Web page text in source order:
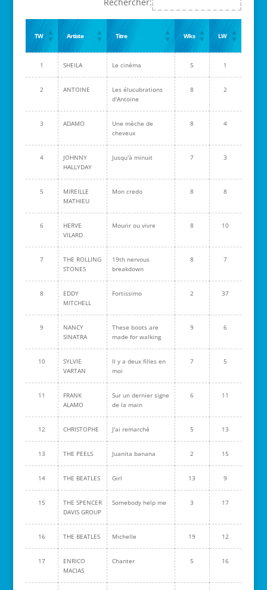
TW Artiste Titre Wks LW
1 SHEILA Le cinéma 5 1
2 ANTOINE
Les élucubrations
d'Antoine
8 2
3 ADAMO
Une mèche de
cheveux
8 4
4
JOHNNY
HALLYDAY
Jusqu'à minuit 7 3
5
MIREILLE
MATHIEU
Mon credo 8 8
6
HERVE
VILARD
Mourir ou vivre 8 10
7
THE ROLLING
STONES
19th nervous
breakdown
8 7
8
EDDY
MITCHELL
Fortissimo 2 37
9
NANCY
SINATRA
These boots are
made for walking
9 6
10
SYLVIE
VARTAN
Il y a deux filles en
moi
7 5
11
FRANK
ALAMO
Sur un dernier signe
de la main
6 11
12 CHRISTOPHE J'ai remarché 5 13
13 THE PEELS Juanita banana 2 15
14 THE BEATLES Girl 13 9
15
THE SPENCER
DAVIS GROUP
Somebody help me 3 17
16 THE BEATLES Michelle 19 12
17
ENRICO
MACIAS
Chanter 5 16